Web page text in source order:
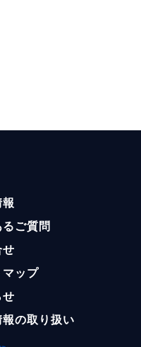
るご質問
せ
マップ
せ
報の取り扱い